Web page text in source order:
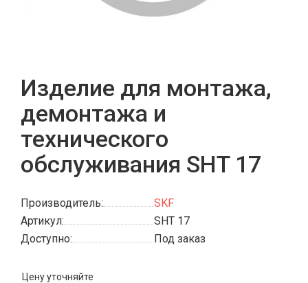
Изделие для монтажа,
демонтажа и
технического
обслуживания SHT 17
Производитель:
SKF
Артикул:
SHT 17
Доступно:
Под заказ
Цену уточняйте